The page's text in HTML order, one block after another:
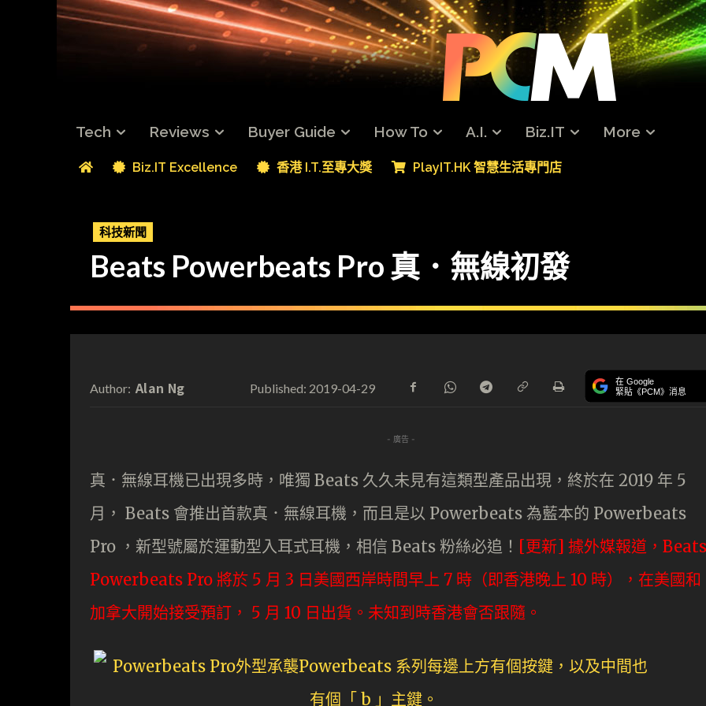
Tech Reviews Buyer Guide How To A.I. Biz.IT More
Biz.IT Excellence 香港 I.T.至專大獎 PlayIT.HK 智慧生活專門店
科技新聞
Beats Powerbeats Pro 真．無線初發
Author: Alan Ng Published: 2019-04-29 在 Google
緊貼《PCM》消息
- 廣告 -
真．無線耳機已出現多時，唯獨 Beats 久久未見有這類型產品出現，終於在 2019 年 5
月， Beats 會推出首款真．無線耳機，而且是以 Powerbeats 為藍本的 Powerbeats
Pro ，新型號屬於運動型入耳式耳機，相信 Beats 粉絲必追！ [更新] 據外媒報道，Beats
Powerbeats Pro 將於 5 月 3 日美國西岸時間早上 7 時（即香港晚上 10 時），在美國和
加拿大開始接受預訂， 5 月 10 日出貨。未知到時香港會否跟隨。